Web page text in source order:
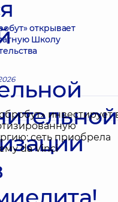
открывает
Школу